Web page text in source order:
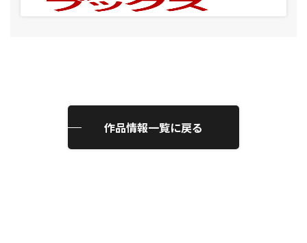
作品情報一覧に戻る